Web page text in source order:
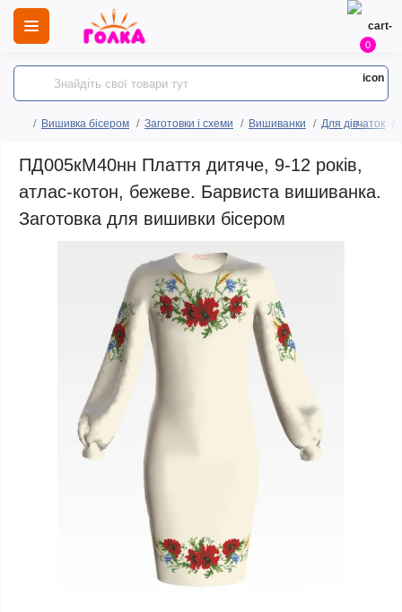
0
Вишивка бісером Заготовки і схеми Вишиванки Для дівчаток
ПД005кМ40нн Плаття дитяче, 9-12 років,
атлас-котон, бежеве. Барвиста вишиванка.
Заготовка для вишивки бісером